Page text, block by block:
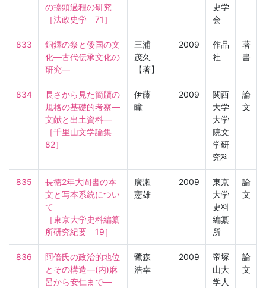
の擡頭過程の研究
［法政史学　71］
史学
会
833
銅鐸の祭と倭国の文
化―古代伝承文化の
研究―
三浦
茂久
【著】
2009
作品
社
著
書
834
長さから見た簡牘の
規格の基礎的考察―
文献と出土資料―
［千里山文学論集
82］
伊藤
瞳
2009
関西
大学
大学
院文
学研
究科
論
文
835
長徳2年大間書の本
文と写本系統につい
て
［東京大学史料編纂
所研究紀要　19］
廣瀬
憲雄
2009
東京
大学
史料
編纂
所
論
文
836
阿倍氏の政治的地位
とその構造―(内)麻
呂から安仁まで―
鷺森
浩幸
2009
帝塚
山大
学人
論
文